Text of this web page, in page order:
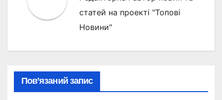
статей на проекті "Топові
Новини"
Пов’язаний запис